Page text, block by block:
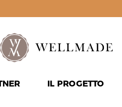
IL PROGETTO